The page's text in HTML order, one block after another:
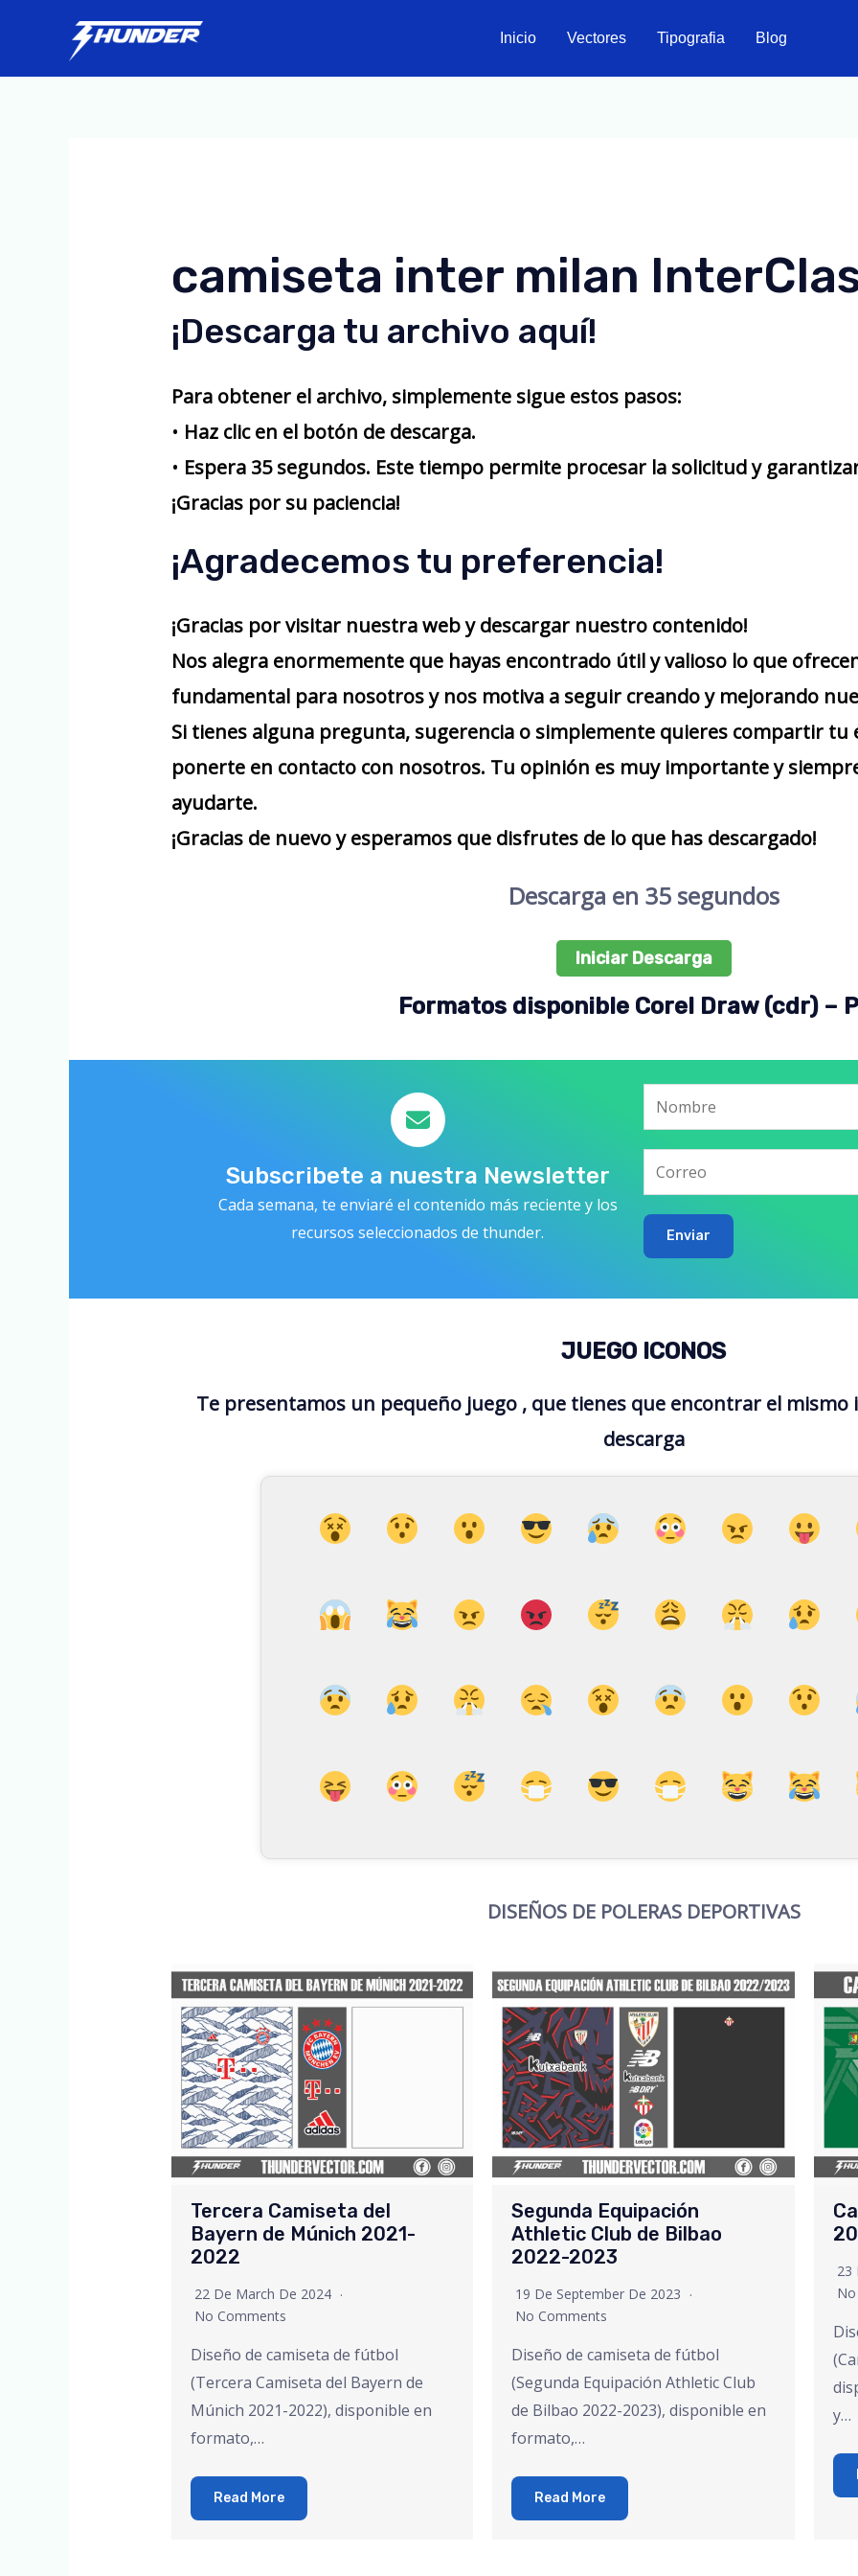
Inicio Vectores Tipografia Blog
camiseta inter milan
¡Descarga tu archivo aquí!
Para obtener el archivo, simplemente sigue estos pasos:
• Haz clic en el botón de descarga.
• Espera 35 segundos. Este tiempo permite procesar la solicitud y
¡Gracias por su paciencia!
¡Agradecemos tu preferencia!
¡Gracias por visitar nuestra web y descargar nuestro contenido!
Nos alegra enormemente que hayas encontrado útil y valioso lo que
fundamental para nosotros y nos motiva a seguir creando y mejorando
Si tienes alguna pregunta, sugerencia o simplemente quieres compartir tu
ponerte en contacto con nosotros. Tu opinión es muy importante y
ayudarte.
¡Gracias de nuevo y esperamos que disfrutes de lo que has descargado!
Descarga en 35 segundos
Iniciar Descarga
Formatos disponible Corel Draw (cdr) –
Subscribete a nuestra Newsletter
Cada semana, te enviaré el contenido más reciente y los
recursos seleccionados de thunder.
Enviar
JUEGO ICONOS
Te presentamos un pequeño juego , que tienes que encontrar el
descarga
DISEÑOS DE POLERAS DEPORTIVAS
Tercera Camiseta del
Bayern de Múnich 2021-
2022
22 De March De 2024
No Comments
Diseño de camiseta de fútbol
(Tercera Camiseta del Bayern de
Múnich 2021-2022), disponible en
formato,…
Read More
Segunda Equipación
Athletic Club de Bilbao
2022-2023
19 De September De 2023
No Comments
Diseño de camiseta de fútbol
(Segunda Equipación Athletic Club
de Bilbao 2022-2023), disponible en
formato,…
Read More
23
y…